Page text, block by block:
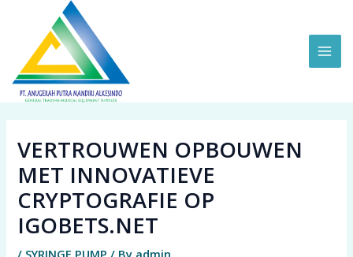
content
VERTROUWEN OPBOUWEN
MET INNOVATIEVE
CRYPTOGRAFIE OP
IGOBETS.NET
/ SYRINGE PUMP / By admin